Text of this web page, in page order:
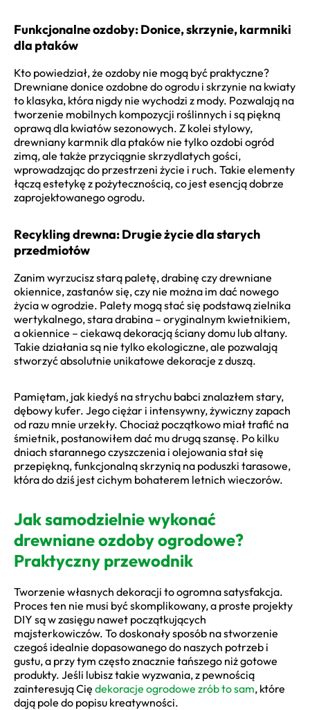
Funkcjonalne ozdoby: Donice, skrzynie, karmniki
dla ptaków
Kto powiedział, że ozdoby nie mogą być praktyczne?
Drewniane donice ozdobne do ogrodu i skrzynie na kwiaty
to klasyka, która nigdy nie wychodzi z mody. Pozwalają na
tworzenie mobilnych kompozycji roślinnych i są piękną
oprawą dla kwiatów sezonowych. Z kolei stylowy,
drewniany karmnik dla ptaków nie tylko ozdobi ogród
zimą, ale także przyciągnie skrzydlatych gości,
wprowadzając do przestrzeni życie i ruch. Takie elementy
łączą estetykę z pożytecznością, co jest esencją dobrze
zaprojektowanego ogrodu.
Recykling drewna: Drugie życie dla starych
przedmiotów
Zanim wyrzucisz starą paletę, drabinę czy drewniane
okiennice, zastanów się, czy nie można im dać nowego
życia w ogrodzie. Palety mogą stać się podstawą zielnika
wertykalnego, stara drabina – oryginalnym kwietnikiem,
a okiennice – ciekawą dekoracją ściany domu lub altany.
Takie działania są nie tylko ekologiczne, ale pozwalają
stworzyć absolutnie unikatowe dekoracje z duszą.
Pamiętam, jak kiedyś na strychu babci znalazłem stary,
dębowy kufer. Jego ciężar i intensywny, żywiczny zapach
od razu mnie urzekły. Chociaż początkowo miał trafić na
śmietnik, postanowiłem dać mu drugą szansę. Po kilku
dniach starannego czyszczenia i olejowania stał się
przepiękną, funkcjonalną skrzynią na poduszki tarasowe,
która do dziś jest cichym bohaterem letnich wieczorów.
Jak samodzielnie wykonać
drewniane ozdoby ogrodowe?
Praktyczny przewodnik
Tworzenie własnych dekoracji to ogromna satysfakcja.
Proces ten nie musi być skomplikowany, a proste projekty
DIY są w zasięgu nawet początkujących
majsterkowiczów. To doskonały sposób na stworzenie
czegoś idealnie dopasowanego do naszych potrzeb i
gustu, a przy tym często znacznie tańszego niż gotowe
produkty. Jeśli lubisz takie wyzwania, z pewnością
zainteresują Cię dekoracje ogrodowe zrób to sam, które
dają pole do popisu kreatywności.